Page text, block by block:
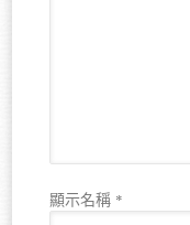
顯示名稱 *